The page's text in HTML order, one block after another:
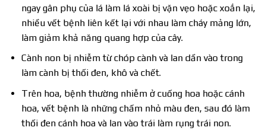
ngay gân phụ của lá làm lá xoài bị vặn vẹo hoặc xoắn lại,
nhiều vết bệnh liên kết lại với nhau làm cháy mảng lớn,
làm giảm khả năng quang hợp của cây.
Cành non bị nhiễm từ chóp cành và lan dần vào trong
làm cành bị thối đen, khô và chết.
Trên hoa, bệnh thường nhiễm ở cuống hoa hoặc cánh
hoa, vết bệnh là những chấm nhỏ màu đen, sau đó làm
thối đen cánh hoa và lan vào trái làm rụng trái non.